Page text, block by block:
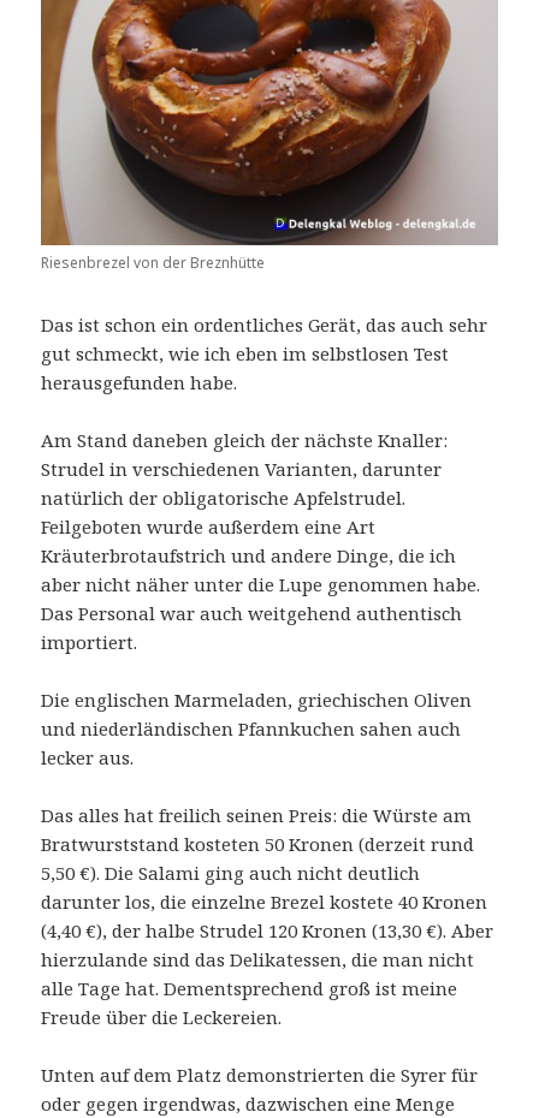
Riesenbrezel von der Breznhütte
Das ist schon ein ordentliches Gerät, das auch sehr
gut schmeckt, wie ich eben im selbstlosen Test
herausgefunden habe.
Am Stand daneben gleich der nächste Knaller:
Strudel in verschiedenen Varianten, darunter
natürlich der obligatorische Apfelstrudel.
Feilgeboten wurde außerdem eine Art
Kräuterbrotaufstrich und andere Dinge, die ich
aber nicht näher unter die Lupe genommen habe.
Das Personal war auch weitgehend authentisch
importiert.
Die englischen Marmeladen, griechischen Oliven
und niederländischen Pfannkuchen sahen auch
lecker aus.
Das alles hat freilich seinen Preis: die Würste am
Bratwurststand kosteten 50 Kronen (derzeit rund
5,50 €). Die Salami ging auch nicht deutlich
darunter los, die einzelne Brezel kostete 40 Kronen
(4,40 €), der halbe Strudel 120 Kronen (13,30 €). Aber
hierzulande sind das Delikatessen, die man nicht
alle Tage hat. Dementsprechend groß ist meine
Freude über die Leckereien.
Unten auf dem Platz demonstrierten die Syrer für
oder gegen irgendwas, dazwischen eine Menge